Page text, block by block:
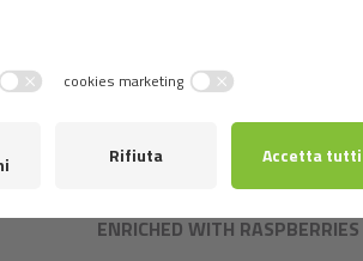
BRIT CARE CRUNCHY CRACKER.
ENRICHED WITH RASPBERRIES